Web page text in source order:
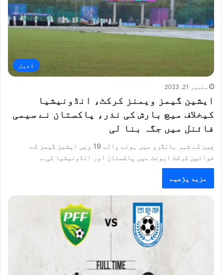
کھیل
ستمبر 21, 2023
ایشین گیمز ویمنز کرکٹ، انڈونیشیا
کیخلاف میچ بارش کی نذر، پاکستان نے سیمی
فائنل میں جگہ بنا لی
چین کے شہر ہانگزو میں ہونے والے 19 ویں ایشین گیمز کے
خواتین کرکٹ ایونٹ میں پاکستان اور انڈونیشیا کی…
مزید پڑھیے